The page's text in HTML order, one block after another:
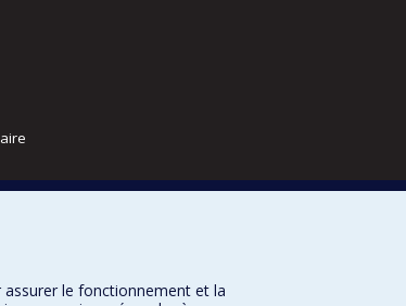
assurer le fonctionnement et la